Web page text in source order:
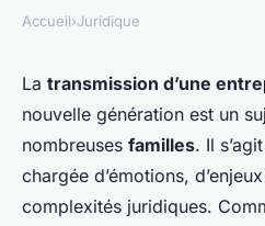
Quels sont les
juridiques de la
d'une entreprise
nouvelle
Accueil›Juridique
La transmission d’une
nouvelle génération est un
nombreuses familles. Il
chargée d’émotions,
complexités juridiques.